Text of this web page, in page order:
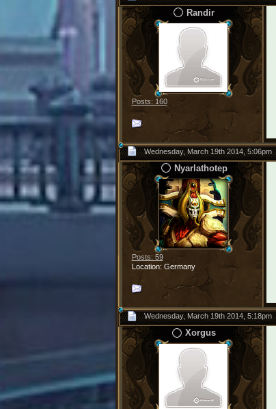
Randir
Posts: 160
Wednesday, March 19th 2014, 5:06pm
Nyarlathotep
Posts: 59
Location: Germany
Wednesday, March 19th 2014, 5:18pm
Xorgus